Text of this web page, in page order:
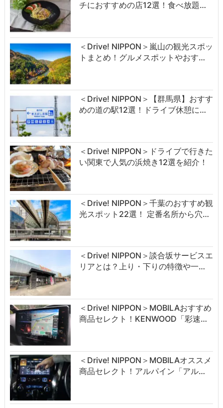
チにおすすめの店12選！食べ放題…
＜Drive! NIPPON＞嵐山の観光スポッ
トまとめ！グルメスポットやおす…
＜Drive! NIPPON＞【群馬県】おすす
めの道の駅12選！ドライブ休憩に…
＜Drive! NIPPON＞ドライブで行きた
い関東で人気の浜焼き12選を紹介！
＜Drive! NIPPON＞千葉のおすすめ観
光スポット22選！ 定番名所から穴…
＜Drive! NIPPON＞談合坂サービスエ
リアとは？上り・下りの特徴や一…
＜Drive! NIPPON＞MOBILAおすすめ
商品セレクト！KENWOOD「彩速…
＜Drive! NIPPON＞MOBILAオススメ
商品セレクト！アルパイン「アル…